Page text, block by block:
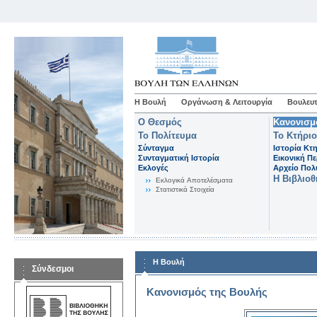
Η Βουλή Οργάνωση & Λειτουργία
Ο Θεσμός
Το Πολίτευμα
Σύνταγμα
Συνταγματική Ιστορία
Εκλογές
Eκλογικά Aποτελέσματα
Στατιστικά Στοιχεία
Το Κτήριο
Ιστορία
Εικονική
Αρχείο
Η
Σύνδεσμοι
Η Βουλή
Κανονισμός της Βουλής